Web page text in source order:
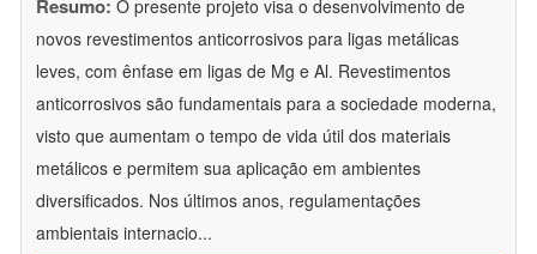
Resumo: O presente projeto visa o desenvolvimento de
novos revestimentos anticorrosivos para ligas metálicas
leves, com ênfase em ligas de Mg e Al. Revestimentos
anticorrosivos são fundamentais para a sociedade moderna,
visto que aumentam o tempo de vida útil dos materiais
metálicos e permitem sua aplicação em ambientes
diversificados. Nos últimos anos, regulamentações
ambientais internacio...